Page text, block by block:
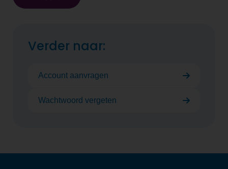
Verder naar:
Account aanvragen
Wachtwoord vergeten